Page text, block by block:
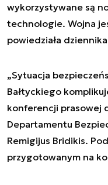
wykorzystywane są
technologie. Wojna
powiedziała
„Sytuacja
Bałtyckiego
konferencji prasowej
Departamentu
Remigijus Bridikis.
przygotowanym na